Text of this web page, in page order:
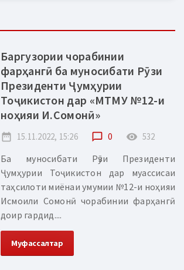
Баргузории чорабинии
фарҳангӣ ба муносибати Рӯзи
Президенти Ҷумҳурии
Тоҷикистон дар «МТМУ №12-и
ноҳияи И.Сомонӣ»
date_range 15.11.2022, 15:26 chat_bubble_outline 0 remove_red_eye 532
Ба муносибати Рӯзи Президенти
Ҷумҳурии Тоҷикистон дар муассисаи
таҳсилоти миёнаи умумии №12-и ноҳияи
Исмоили Сомонӣ чорабинии фарҳангӣ
доир гардид....
Муфассалтар